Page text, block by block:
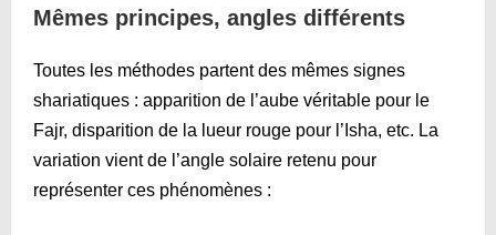
Mêmes principes, angles différents
Toutes les méthodes partent des mêmes signes
shariatiques : apparition de l’aube véritable pour le
Fajr, disparition de la lueur rouge pour l’Isha, etc. La
variation vient de l’angle solaire retenu pour
représenter ces phénomènes :